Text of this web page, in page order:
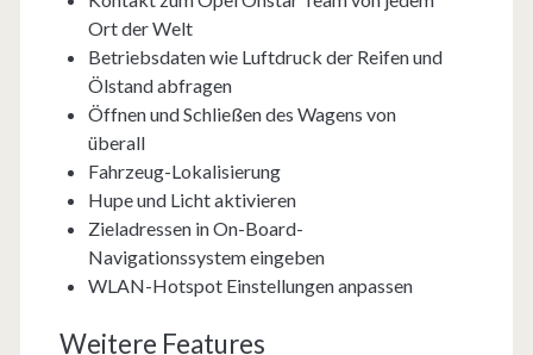
Ort der Welt
Betriebsdaten wie Luftdruck der Reifen und
Ölstand abfragen
Öffnen und Schließen des Wagens von
überall
Fahrzeug-Lokalisierung
Hupe und Licht aktivieren
Zieladressen in On-Board-
Navigationssystem eingeben
WLAN-Hotspot Einstellungen anpassen
Weitere Features